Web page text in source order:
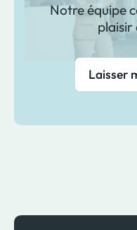
Notre équipe
plaisir
Laisser